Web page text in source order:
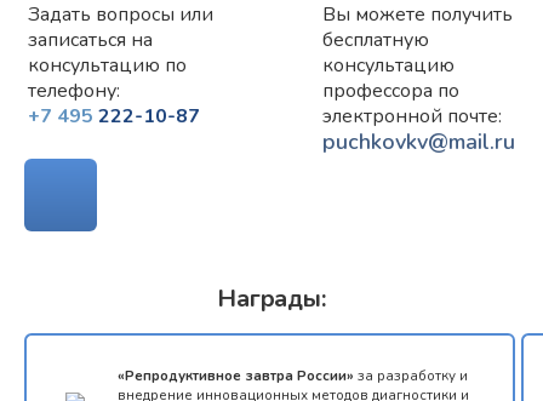
Награды:
«Репродуктивное завтра России» за разработку и
внедрение инновационных методов диагностики и
Задать вопросы или
записаться на
консультацию по
телефону:
+7 495 222-10-87
Вы можете получить
бесплатную
консультацию
профессора по
электронной почте:
puchkovkv@mail.ru